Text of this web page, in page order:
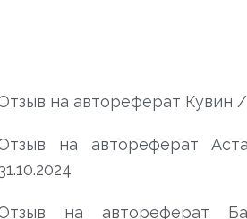
на автореферат Кувин
на автореферат
на автореферат